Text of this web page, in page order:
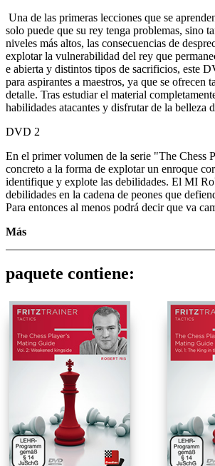
Una de las primeras lecciones que se
solo puede que su rey tenga problemas, sino
niveles más altos, las consecuencias de
explotar la vulnerabilidad del rey que
e abierta y distintos tipos de sacrificios, este
para aspirantes a maestros, ya que se
detalle. Tras estudiar el material
habilidades atacantes y disfrutar de la belleza
DVD 2
En el primer volumen de la serie "The Chess
concreto a la forma de explotar un enroque
identifique y explote las debilidades. El MI
debilidades en la cadena de peones que
Para entonces al menos podrá decir que va
• Metraje de vídeo: 5 horas (Inglés)
• Entrenamiento interactivo con comentarios a
• Incluye ChessBase 12 Reader
• Metraje de vídeo: 5 horas (Inglés)
• Entrenamiento interactivo con comentarios a
• Base de datos de entrenamiento exclusiva
• Incluye ChessBase 12 Reader
Más
paquete contiene: